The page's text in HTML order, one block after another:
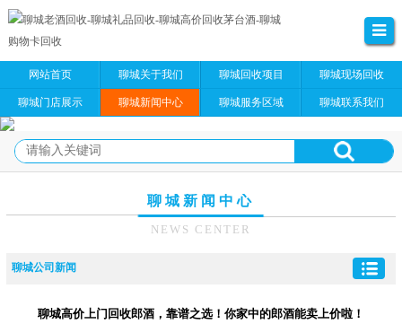
网站首页 聊城关于我们 聊城回收项目 聊城现场回收
聊城门店展示 聊城新闻中心 聊城服务区域 聊城联系我们
聊城新闻中心
NEWS CENTER
聊城公司新闻
聊城高价上门回收郎酒，靠谱之选！你家中的郎酒能卖上价啦！